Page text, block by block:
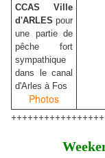
CCAS Ville
d'ARLES pour
une partie de
pêche fort
sympathique
dans le canal
d'Arles à Fos
Photos